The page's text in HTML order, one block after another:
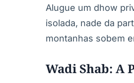
Alugue um dhow
isolada, nade da
montanhas sobem
Wadi Shab: A